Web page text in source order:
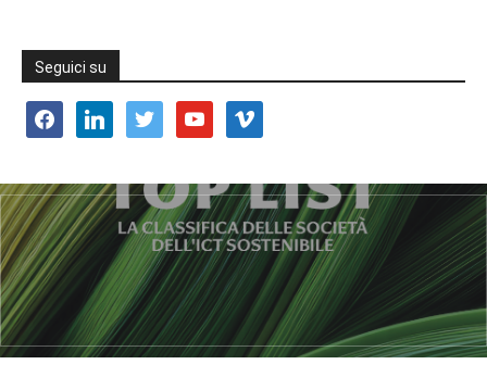
Seguici su
facebooklinkedin twitter youtube vimeo